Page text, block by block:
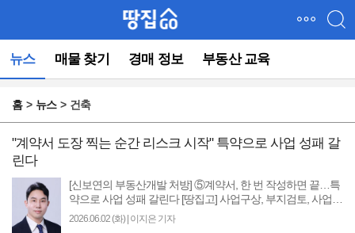
뉴스 매물 찾기 경매 정보 부동산 교육
건
(컨
텐
홈 뉴스 건축
"계약서 도장 찍는 순간 리스크 시작" 특약으로 사업 성패 갈
린다
[신보연의 부동산개발 처방] ⑤계약서, 한 번 작성하면 끝…특
약으로 사업 성패 갈린다 [땅집고] 사업구상, 부지검토, 사업타
당성 분석, 자금조달 계획까지 거쳤다면 ..
2026.06.02 (화)| 이지은 기자